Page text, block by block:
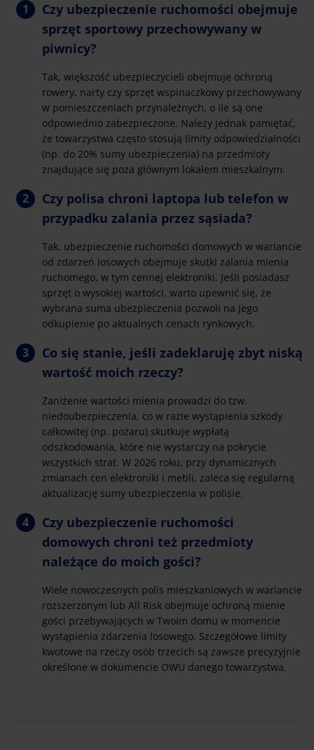
Czy ubezpieczenie ruchomości obejmuje
sprzęt sportowy przechowywany w
piwnicy?
Tak, większość ubezpieczycieli obejmuje ochroną
rowery, narty czy sprzęt wspinaczkowy przechowywany
w pomieszczeniach przynależnych, o ile są one
odpowiednio zabezpieczone. Należy jednak pamiętać,
że towarzystwa często stosują limity odpowiedzialności
(np. do 20% sumy ubezpieczenia) na przedmioty
znajdujące się poza głównym lokalem mieszkalnym.
Czy polisa chroni laptopa lub telefon w
przypadku zalania przez sąsiada?
Tak, ubezpieczenie ruchomości domowych w wariancie
od zdarzeń losowych obejmuje skutki zalania mienia
ruchomego, w tym cennej elektroniki. Jeśli posiadasz
sprzęt o wysokiej wartości, warto upewnić się, że
wybrana suma ubezpieczenia pozwoli na jego
odkupienie po aktualnych cenach rynkowych.
Co się stanie, jeśli zadeklaruję zbyt niską
wartość moich rzeczy?
Zaniżenie wartości mienia prowadzi do tzw.
niedoubezpieczenia, co w razie wystąpienia szkody
całkowitej (np. pożaru) skutkuje wypłatą
odszkodowania, które nie wystarczy na pokrycie
wszystkich strat. W 2026 roku, przy dynamicznych
zmianach cen elektroniki i mebli, zaleca się regularną
aktualizację sumy ubezpieczenia w polisie.
Czy ubezpieczenie ruchomości
domowych chroni też przedmioty
należące do moich gości?
Wiele nowoczesnych polis mieszkaniowych w wariancie
rozszerzonym lub All Risk obejmuje ochroną mienie
gości przebywających w Twoim domu w momencie
wystąpienia zdarzenia losowego. Szczegółowe limity
kwotowe na rzeczy osób trzecich są zawsze precyzyjnie
określone w dokumencie OWU danego towarzystwa.